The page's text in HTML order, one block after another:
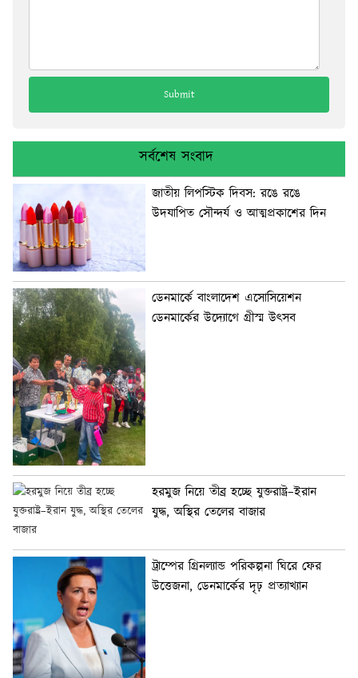
সর্বশেষ সংবাদ
জাতীয় লিপস্টিক দিবস: রঙে রঙে
উদযাপিত সৌন্দর্য ও আত্মপ্রকাশের দিন
ডেনমার্কে বাংলাদেশ এসোসিয়েশন
ডেনমার্কের উদ্যোগে গ্রীস্ম উৎসব
হরমুজ নিয়ে তীব্র হচ্ছে যুক্তরাষ্ট্র–ইরান
যুদ্ধ, অস্থির তেলের বাজার
ট্রাম্পের গ্রিনল্যান্ড পরিকল্পনা ঘিরে ফের
উত্তেজনা, ডেনমার্কের দৃঢ় প্রত্যাখ্যান